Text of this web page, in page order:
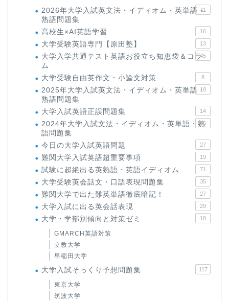
2026年大学入試英文法・イディオム・英単語・
熟語問題集
11
高校生×AI英語学習 16
大学受験英語専門【原田塾】 13
大学入学共通テスト英語お役立ち知恵袋＆コラ
ム
45
大学受験自由英作文・小論文対策 8
2025年大学入試英文法・イディオム・英単語・
熟語問題集
18
大学入試英語正誤問題集 14
2024年大学入試文法・イディオム・英単語・熟
語問題集
15
今日の大学入試英語問題 27
難関大学入試英語超重要事項 19
試験に超絶出る英熟語・英語イディオム 71
大学受験英会話文・口語表現問題集 35
難関大学で出た難英単語徹底暗記！ 27
大学入試に出る英会話表現 29
大学・学部別傾向と対策ゼミ 18
GMARCH英語対策
立教大学
早稲田大学
大学入試そっくり予想問題集 117
東京大学
筑波大学